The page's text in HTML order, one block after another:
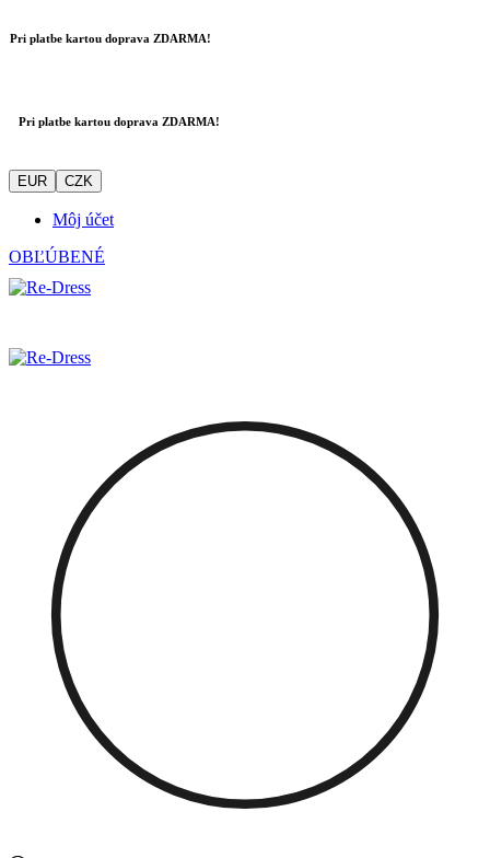
Pri platbe kartou doprava ZDARMA!
Pri platbe kartou doprava ZDARMA!
EUR CZK
Môj účet
OBĽÚBENÉ